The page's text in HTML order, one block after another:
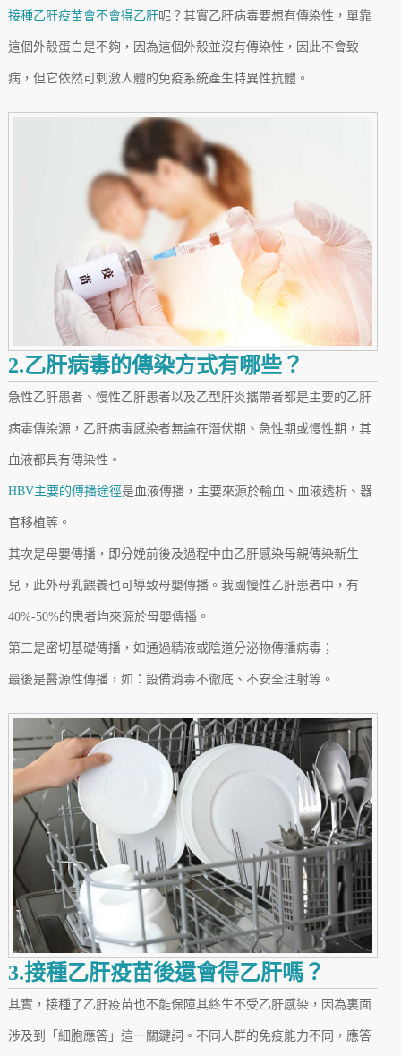
接種乙肝疫苗會不會得乙肝呢？其實乙肝病毒要想有傳染性，單靠
這個外殼蛋白是不夠，因為這個外殼並沒有傳染性，因此不會致
病，但它依然可刺激人體的免疫系統產生特異性抗體。
2.乙肝病毒的傳染方式有哪些？
急性乙肝患者、慢性乙肝患者以及乙型肝炎攜帶者都是主要的乙肝
病毒傳染源，乙肝病毒感染者無論在潛伏期、急性期或慢性期，其
血液都具有傳染性。
HBV主要的傳播途徑是血液傳播，主要來源於輸血、血液透析、器
官移植等。
其次是母嬰傳播，即分娩前後及過程中由乙肝感染母親傳染新生
兒，此外母乳餵養也可導致母嬰傳播。我國慢性乙肝患者中，有
40%-50%的患者均來源於母嬰傳播。
第三是密切基礎傳播，如通過精液或陰道分泌物傳播病毒；
最後是醫源性傳播，如：設備消毒不徹底、不安全注射等。
3.接種乙肝疫苗後還會得乙肝嗎？
其實，接種了乙肝疫苗也不能保障其終生不受乙肝感染，因為裏面
涉及到「細胞應答」這一關鍵詞。不同人群的免疫能力不同，應答